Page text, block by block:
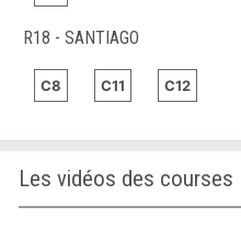
R18 - SANTIAGO
C8 C11 C12